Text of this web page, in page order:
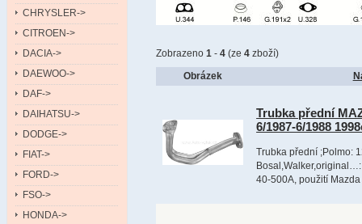
CHRYSLER->
CITROEN->
DACIA->
DAEWOO->
DAF->
DAIHATSU->
DODGE->
FIAT->
FORD->
FSO->
HONDA->
Zobrazeno1 -4 (ze4 zboží)
Obrázek
Trubka přední
6/1987-6/1988
Trubka přední ;Polmo:
40-500A, použití